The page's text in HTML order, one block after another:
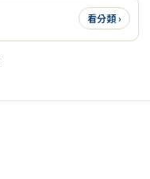
看分類 ›